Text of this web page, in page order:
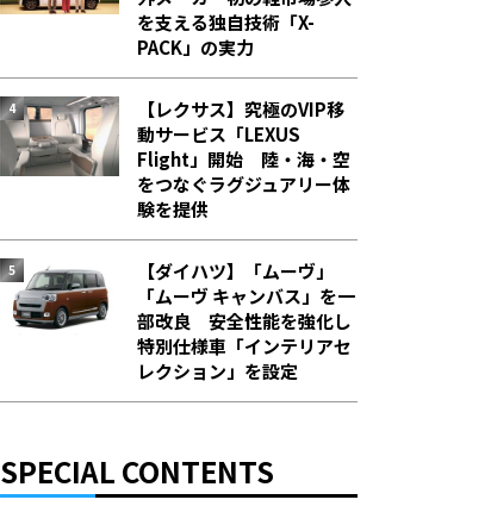
を支える独自技術「X-
PACK」の実力
【レクサス】究極のVIP移
動サービス「LEXUS
Flight」開始 陸・海・空
をつなぐラグジュアリー体
験を提供
【ダイハツ】「ムーヴ」
「ムーヴ キャンバス」を一
部改良 安全性能を強化し
特別仕様車「インテリアセ
レクション」を設定
SPECIAL CONTENTS